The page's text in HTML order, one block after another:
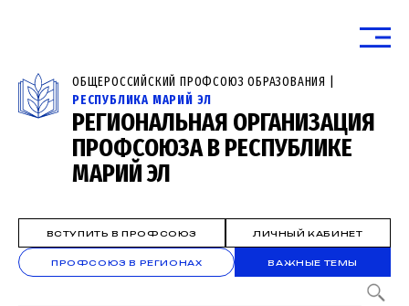
ОБЩЕРОССИЙСКИЙ ПРОФСОЮЗ ОБРАЗОВАНИЯ |
РЕСПУБЛИКА МАРИЙ ЭЛ
РЕГИОНАЛЬНАЯ ОРГАНИЗАЦИЯ
ПРОФСОЮЗА В РЕСПУБЛИКЕ
МАРИЙ ЭЛ
ВСТУПИТЬ В ПРОФСОЮЗ ЛИЧНЫЙ КАБИНЕТ
ПРОФСОЮЗ В РЕГИОНАХ ВАЖНЫЕ ТЕМЫ